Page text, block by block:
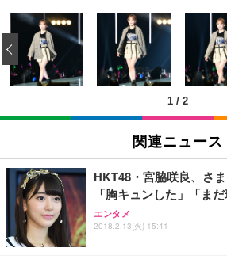
[EdoErgo] オフィスチェア
い 跳ね上げ式アームレスト
キング pc 事務椅子 360度回
ン樹脂ベース 通気性メッシ
(黒網+黒枠+黒足)
￥5,699
SIHOO B100 オフィスチェ
ュチェア 人間工学 疲れない
￥27,999
Sezlife オフィスチェア デス
ワーク チェア 強化バックレ
能 人間工学 椅子 腰サポー
EIZO ビジネス向けプレミ
EV3240X-WT | 31.5型4K
￥105,595
EIZO ビジネス向けプレミ
￥109,572
【純正品】27"ゲーミングモ
フック付き（CFI-ZDM1J）
Amazonベーシック ペット
回使い捨て 無香料 ホワイト
￥3,373
Amazonベーシック ペット
x2袋(84枚) ホワイト(吸収面:
￥3,234
ネオ・ルーライフ ネオ・オ
り 単品
1 / 2
‹
関連ニュース
HKT48・宮脇咲良、さ
「胸キュンした」「ま
エンタメ
2018.2.13(火) 15:41